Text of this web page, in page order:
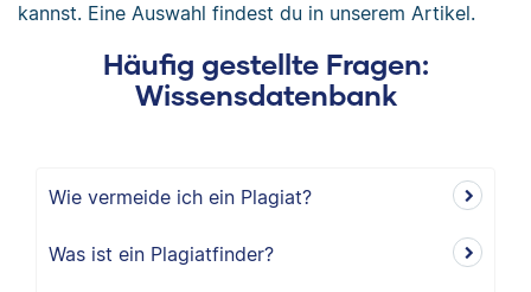
kannst. Eine Auswahl findest du in unserem Artikel.
Häufig gestellte Fragen:
Wissensdatenbank
Wie vermeide ich ein Plagiat?
Was ist ein Plagiatfinder?